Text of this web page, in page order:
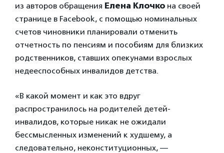
из авторов обращения Елена Клочко на своей
странице в Facebook, с помощью номинальных
счетов чиновники планировали отменить
отчетность по пенсиям и пособиям для близких
родственников, ставших опекунами взрослых
недееспособных инвалидов детства.
«В какой момент и как это вдруг
распространилось на родителей детей-
инвалидов, которые никак не ожидали
бессмысленных изменений к худшему, а
следовательно, неконституционных, —